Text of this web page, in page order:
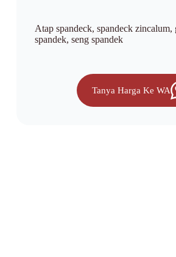
Atap spandeck, spandeck zincalum,
spandek, seng spandek
Tanya Harga Ke WA